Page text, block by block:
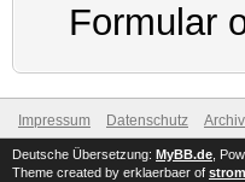
Formular
Impressum Datenschutz
Deutsche Übersetzung: MyBB.de ,
Theme created by erklaerbaer of